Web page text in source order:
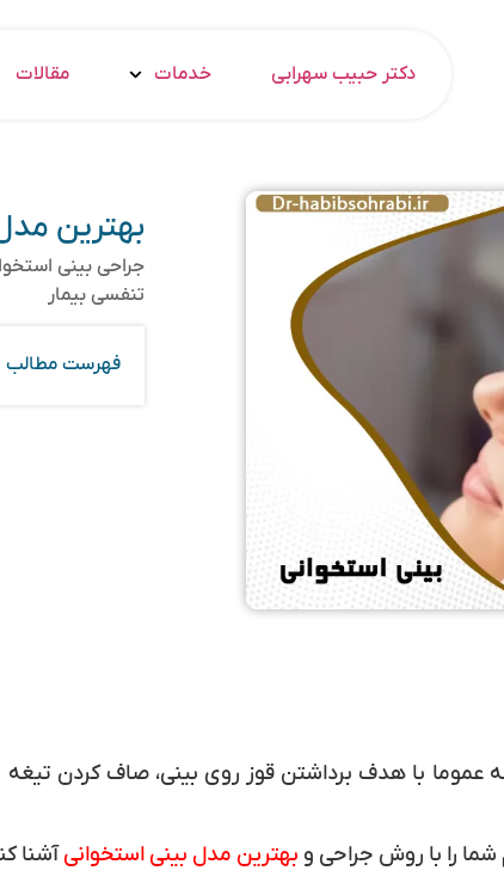
دکتر حبیب سهرابی خدمات مقالات
بهترین
جراحی بینی
تنفسی بیمار
فهرست مطالب
عموما با هدف برداشتن قوز روی بینی، صاف کردن
شما را با روش جراحی و بهترین مدل بینی استخوانیآشنا